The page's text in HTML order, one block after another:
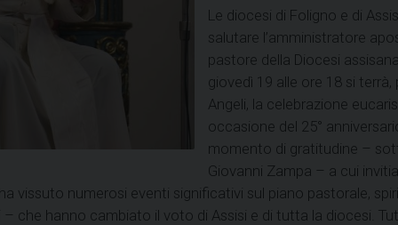
Le diocesi di Foligno e di
salutare l’amministratore
pastore della Diocesi
giovedì 19 alle ore 18 si
Angeli, la celebrazione
occasione del 25°
momento di gratitudine –
Giovanni Zampa – a cui
vissuto numerosi eventi significativi sul piano pastorale,
– che hanno cambiato il voto di Assisi e di tutta la diocesi.